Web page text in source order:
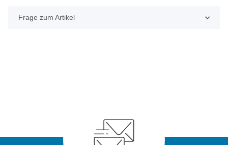
Frage zum Artikel